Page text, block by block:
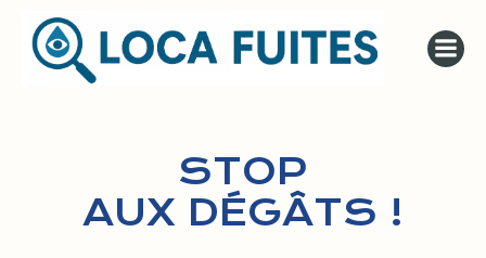
au
contenu
STOP
AUX DÉGÂTS !